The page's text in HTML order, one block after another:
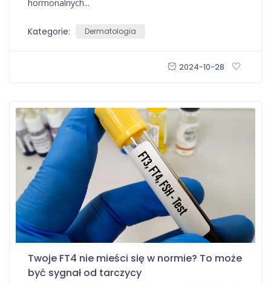
hormonalnych...
Kategorie: Dermatologia
2024-10-28
Twoje FT4 nie mieści się w normie? To może
być sygnał od tarczycy